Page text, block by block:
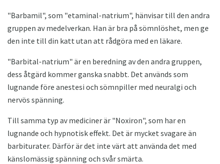
"Barbamil", som "etaminal-natrium", hänvisar till den andra
gruppen av medelverkan. Han är bra på sömnlöshet, men ge
den inte till din katt utan att rådgöra med en läkare.
"Barbital-natrium" är en beredning av den andra gruppen,
dess åtgärd kommer ganska snabbt. Det används som
lugnande före anestesi och sömnpiller med neuralgi och
nervös spänning.
Till samma typ av mediciner är "Noxiron", som har en
lugnande och hypnotisk effekt. Det är mycket svagare än
barbiturater. Därför är det inte värt att använda det med
känslomässig spänning och svår smärta.